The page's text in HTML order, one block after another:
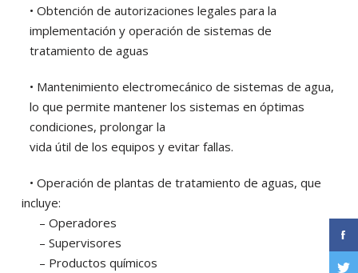
• Obtención de autorizaciones legales para la
implementación y operación de sistemas de
tratamiento de aguas
• Mantenimiento electromecánico de sistemas de agua,
lo que permite mantener los sistemas en óptimas
condiciones, prolongar la
vida útil de los equipos y evitar fallas.
• Operación de plantas de tratamiento de aguas, que
incluye:
– Operadores
– Supervisores
– Productos químicos